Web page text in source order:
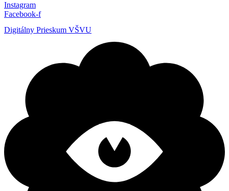
Instagram
Facebook-f
Digitálny Prieskum VŠVU